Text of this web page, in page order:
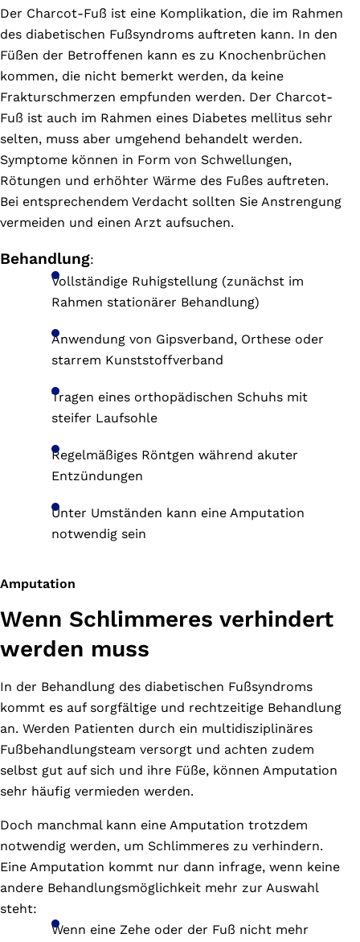
Der Charcot-Fuß ist eine Komplikation, die im Rahmen
des diabetischen Fußsyndroms auftreten kann. In den
Füßen der Betroffenen kann es zu Knochenbrüchen
kommen, die nicht bemerkt werden, da keine
Frakturschmerzen empfunden werden. Der Charcot-
Fuß ist auch im Rahmen eines Diabetes mellitus sehr
selten, muss aber umgehend behandelt werden.
Symptome können in Form von Schwellungen,
Rötungen und erhöhter Wärme des Fußes auftreten.
Bei entsprechendem Verdacht sollten Sie Anstrengung
vermeiden und einen Arzt aufsuchen.
Behandlung:
Vollständige Ruhigstellung (zunächst im
Rahmen stationärer Behandlung)
Anwendung von Gipsverband, Orthese oder
starrem Kunststoffverband
Tragen eines orthopädischen Schuhs mit
steifer Laufsohle
Regelmäßiges Röntgen während akuter
Entzündungen
Unter Umständen kann eine Amputation
notwendig sein
Amputation
Wenn Schlimmeres verhindert
werden muss
In der Behandlung des diabetischen Fußsyndroms
kommt es auf sorgfältige und rechtzeitige Behandlung
an. Werden Patienten durch ein multidisziplinäres
Fußbehandlungsteam versorgt und achten zudem
selbst gut auf sich und ihre Füße, können Amputation
sehr häufig vermieden werden.
Doch manchmal kann eine Amputation trotzdem
notwendig werden, um Schlimmeres zu verhindern.
Eine Amputation kommt nur dann infrage, wenn keine
andere Behandlungsmöglichkeit mehr zur Auswahl
steht:
Wenn eine Zehe oder der Fuß nicht mehr